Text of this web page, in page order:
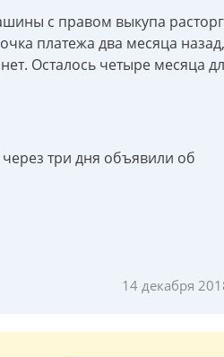
с правом выкупа
платежа два месяца
Осталось четыре месяца
три дня объявили об
14 декабря